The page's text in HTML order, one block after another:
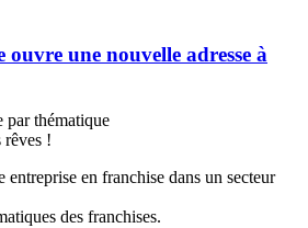
ouvre une nouvelle adresse à
par thématique
rêves !
en franchise dans un secteur
des franchises.